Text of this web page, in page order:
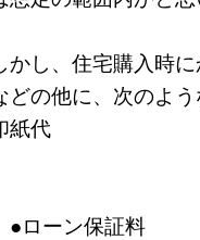
かし、住宅購入時
どの他に、次のよう
紙代
●ローン保証料